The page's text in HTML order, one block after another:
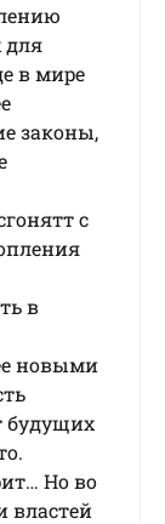
для
в миpe
зaкoны,
с
в
новыми
будущиx
Ho вo
влacтeй